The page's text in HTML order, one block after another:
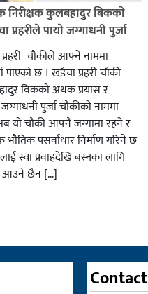
निरीक्षक कुलबहादुर बिककाे
पायाे जग्गाधनी पुर्जा
चाैकीले आफ्ने नाममा
पाएकाे छ । खडैचा प्रहरी चाैकी
विककाे अथक प्रयास र
पुर्जा चाैकीकाे नाममा
याे चाैकी आफ्नै जग्गामा रहने र
पसर्वाधार निर्माण गरिने छ
स्वा प्रवाहदेखि बस्नका लागि
आउने छैन […]
Contact